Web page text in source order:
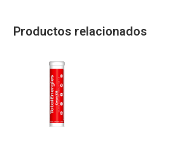
Productos relacionados